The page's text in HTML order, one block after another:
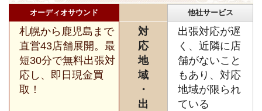
オーディオサウンド 他社サービス
札幌から鹿児島まで
直営43店舗展開。最
短30分で無料出張対
応し、即日現金買
取！
対
応
地
域
・
出
出張対応が遅
く、近隣に店
舗がないこと
もあり、対応
地域が限られ
ている